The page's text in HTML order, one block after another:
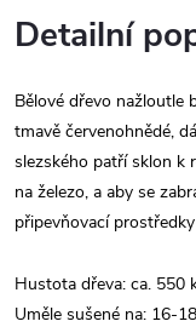
Detailní
Bělové dřevo nažloutle
tmavě červenohnědé,
slezského patří sklon k
na železo, a aby se
připevňovací
Hustota dřeva: ca. 550
Uměle sušené na: 16-